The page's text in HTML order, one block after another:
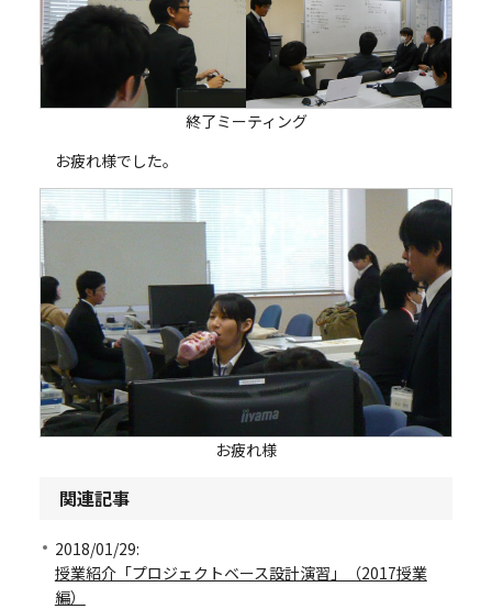
終了ミーティング
お疲れ様でした。
お疲れ様
関連記事
2018/01/29:
授業紹介「プロジェクトベース設計演習」（2017授業
編）